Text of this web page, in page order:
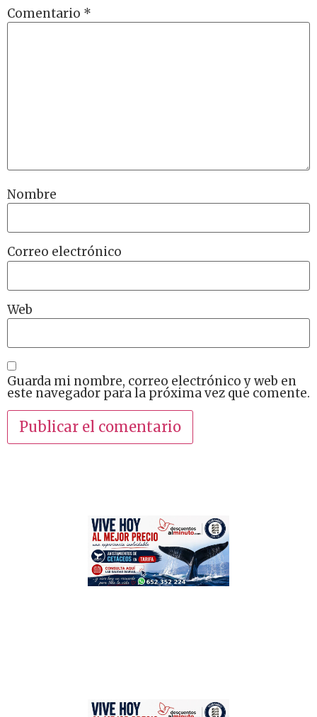
Comentario *
Nombre
Correo electrónico
Web
Guarda mi nombre, correo electrónico y web en
este navegador para la próxima vez que comente.